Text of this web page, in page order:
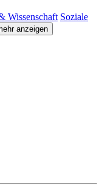
Wissenschaft Soziale
anzeigen